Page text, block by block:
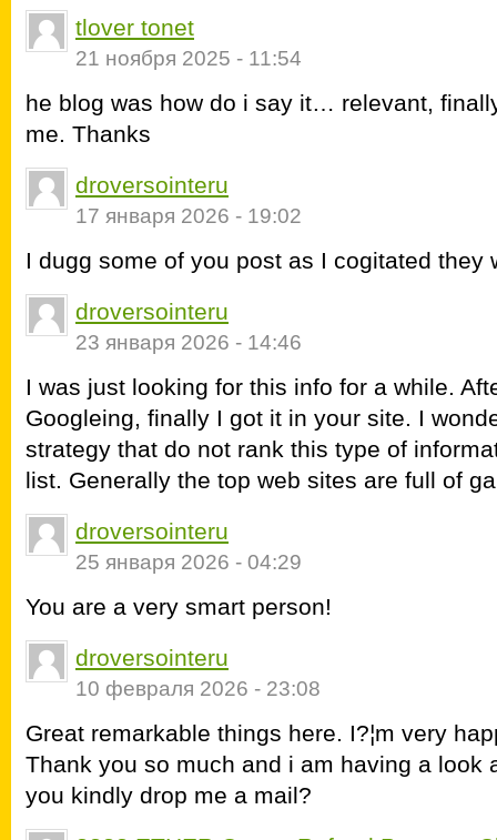
tlover tonet
21 ноября 2025 - 11:54
he blog was how do i say it… relevant,
me. Thanks
droversointeru
17 января 2026 - 19:02
I dugg some of you post as I cogitated they
droversointeru
23 января 2026 - 14:46
I was just looking for this info for a while.
Googleing, finally I got it in your site. I
strategy that do not rank this type of
list. Generally the top web sites are full of
droversointeru
25 января 2026 - 04:29
You are a very smart person!
droversointeru
10 февраля 2026 - 23:08
Great remarkable things here. I?¦m very
Thank you so much and i am having a look
you kindly drop me a mail?